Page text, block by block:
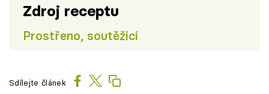
Zdroj receptu
Prostřeno, soutěžící
Sdílejte článek